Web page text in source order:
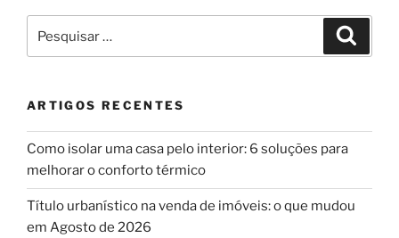
por:
ARTIGOS RECENTES
Como isolar uma casa pelo interior: 6 soluções para
melhorar o conforto térmico
Título urbanístico na venda de imóveis: o que mudou
em Agosto de 2026